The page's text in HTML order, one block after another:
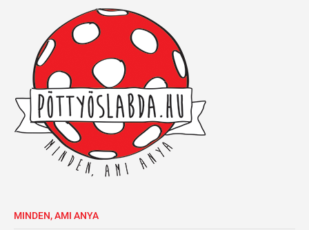
MINDEN, AMI ANYA